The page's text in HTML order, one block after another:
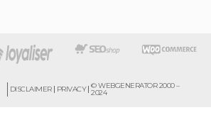
DISCLAIMER PRIVACY © WEBGENERATOR 2000 –
2024